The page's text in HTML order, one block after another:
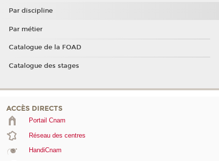
Par discipline
Par métier
Catalogue de la FOAD
Catalogue des stages
ACCÈS DIRECTS
Portail Cnam
Réseau des centres
HandiCnam